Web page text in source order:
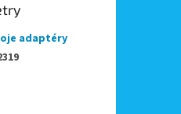
adaptéry